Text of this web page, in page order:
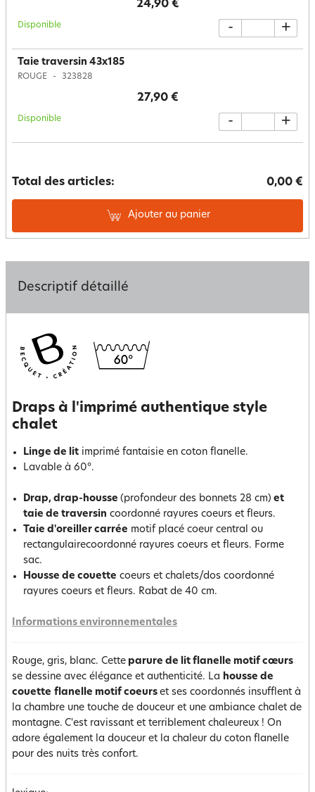
24,90 €
Disponible - +
Taie traversin 43x185
ROUGE 323828
27,90 €
Disponible - +
Total des articles: 0,00 €
Ajouter au panier
Descriptif détaillé
Draps à l'imprimé authentique style
chalet
Linge de lit imprimé fantaisie en coton flanelle.
Lavable à 60°.
Drap, drap-housse (profondeur des bonnets 28 cm) et
taie de traversin coordonné rayures coeurs et fleurs.
Taie d'oreiller carrée motif placé coeur central ou
rectangulairecoordonné rayures coeurs et fleurs. Forme
sac.
Housse de couette coeurs et chalets/dos coordonné
rayures coeurs et fleurs. Rabat de 40 cm.
Informations environnementales
Rouge, gris, blanc. Cette parure de lit flanelle motif cœurs
se dessine avec élégance et authenticité. La housse de
couette flanelle motif coeurs et ses coordonnés insufflent à
la chambre une touche de douceur et une ambiance chalet de
montagne. C'est ravissant et terriblement chaleureux ! On
adore également la douceur et la chaleur du coton flanelle
pour des nuits très confort.